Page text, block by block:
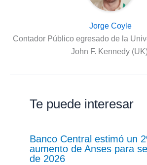
Jorge Coyle
Contador Público egresado de la
John F. Kennedy
Te puede interesar
Banco Central estimó un
aumento de Anses para
de 2026